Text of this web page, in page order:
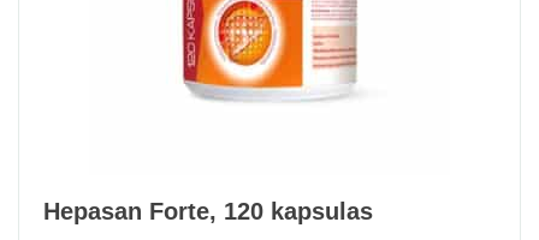
Hepasan Forte, 120 kapsulas